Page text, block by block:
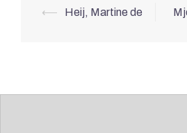
⟵ Heij, Martine de